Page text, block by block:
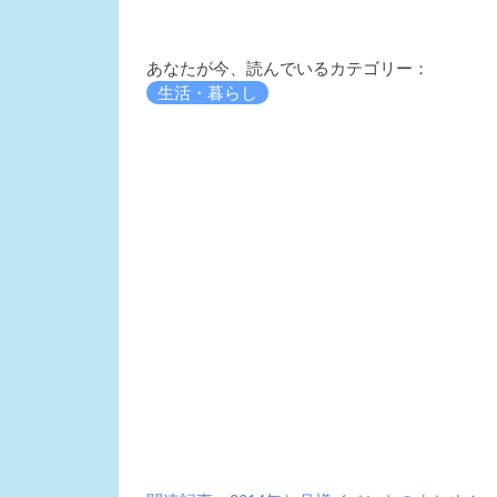
あなたが今、読んでいるカテゴリー：
生活・暮らし